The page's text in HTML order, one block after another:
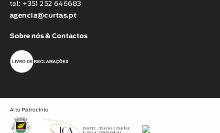
tel: +351 252 646683
agencia@curtas.pt
Sobre nós & Contactos
Alto Patrocínio